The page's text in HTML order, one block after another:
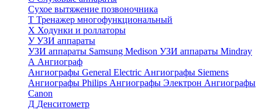
Сухое вытяжение позвоночника
Т Тренажер многофункциональный
Х Ходунки и роллаторы
УУЗИ аппараты
УЗИ аппараты Samsung Medison УЗИ аппараты Mindray
А Ангиограф
Ангиографы General Electric Ангиографы Siemens
Ангиографы Philips Ангиографы Электрон Ангиографы
Canon
Д Денситометр